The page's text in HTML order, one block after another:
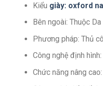
Kiểu giày: oxford
Bên ngoài: Thuộc
Phương pháp: Thủ
Công nghệ định
Chức năng nâng